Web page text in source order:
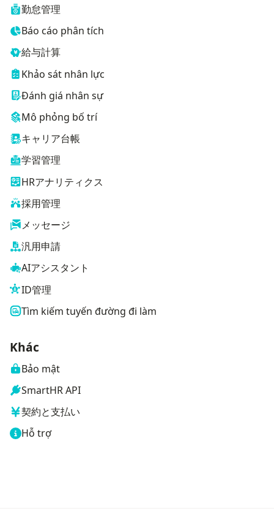
勤怠管理
Báo cáo phân tích
給与計算
Khảo sát nhân lực
Đánh giá nhân sự
Mô phỏng bố trí
キャリア台帳
学習管理
HRアナリティクス
採用管理
メッセージ
汎用申請
AIアシスタント
ID管理
Tìm kiếm tuyến đường đi làm
Khác
Bảo mật
SmartHR API
契約と支払い
Hỗ trợ